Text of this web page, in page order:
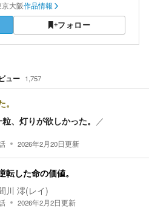
大阪作品情報
フォロー
ュー 1,757
。
、灯りが欲しかった。 ／
2026年2月20日更新
転した命の価値。
川 澪(レイ)
2026年2月2日更新